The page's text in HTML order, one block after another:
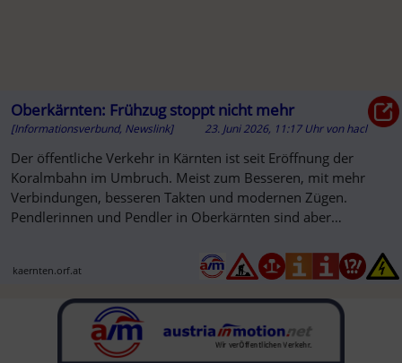
Oberkärnten: Frühzug stoppt nicht mehr
[Informationsverbund, Newslink] 23. Juni 2026, 11:17 Uhr vonhacl
Der öffentliche Verkehr in Kärnten ist seit Eröffnung der
Koralmbahn im Umbruch. Meist zum Besseren, mit mehr
Verbindungen, besseren Takten und modernen Zügen.
Pendlerinnen und Pendler in Oberkärnten sind aber
kaernten.orf.at